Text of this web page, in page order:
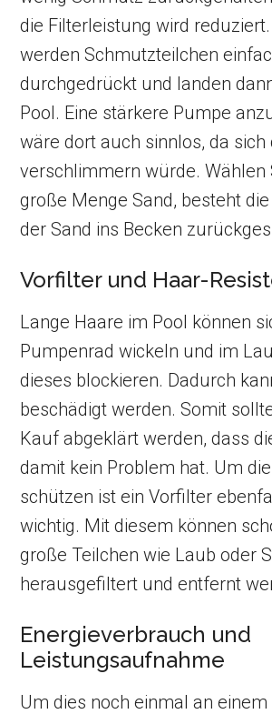
die Filterleistung wird
werden Schmutzteilchen
durchgedrückt und landen
Pool. Eine stärkere Pumpe
wäre dort auch sinnlos, da
verschlimmern würde. Wählen
große Menge Sand, besteht
der Sand ins Becken
Vorfilter und Haar-
Lange Haare im Pool können
Pumpenrad wickeln und im
dieses blockieren. Dadurch
beschädigt werden. Somit
Kauf abgeklärt werden, dass
damit kein Problem hat. Um
schützen ist ein Vorfilter
wichtig. Mit diesem können
große Teilchen wie Laub oder
herausgefiltert und entfernt
Energieverbrauch und
Leistungsaufnahme
Um dies noch einmal an einem